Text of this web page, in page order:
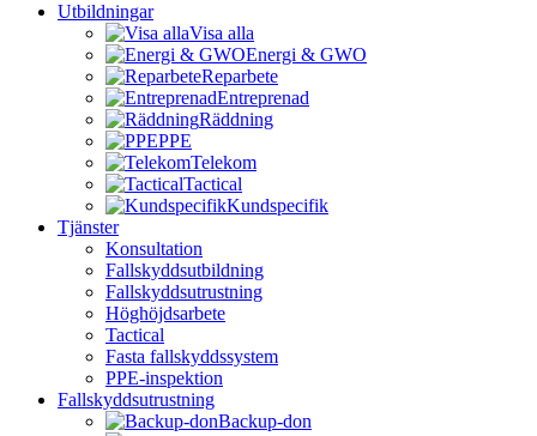
Utbildningar
Visa alla
Energi & GWO
Reparbete
Entreprenad
Räddning
PPE
Telekom
Tactical
Kundspecifik
Tjänster
Konsultation
Fallskyddsutbildning
Fallskyddsutrustning
Höghöjdsarbete
Tactical
Fasta fallskyddssystem
PPE-inspektion
Fallskyddsutrustning
Backup-don